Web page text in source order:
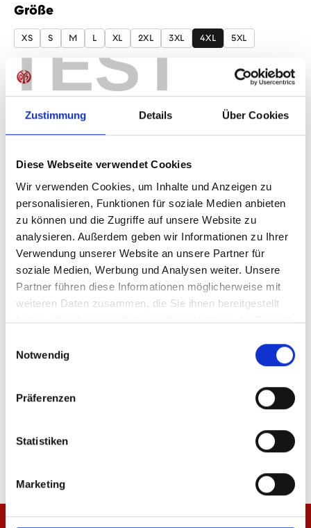
TEST
Zustimmung Details Über Cookies
Diese Webseite verwendet Cookies
Wir verwenden Cookies, um Inhalte und Anzeigen zu
personalisieren, Funktionen für soziale Medien anbieten
zu können und die Zugriffe auf unsere Website zu
analysieren. Außerdem geben wir Informationen zu Ihrer
Verwendung unserer Website an unsere Partner für
soziale Medien, Werbung und Analysen weiter. Unsere
Partner führen diese Informationen möglicherweise mit
weiteren Daten zusammen, die Sie ihnen bereitgestellt
haben oder die sie im Rahmen Ihrer Nutzung der Dienste
Notwendig
Präferenzen
Statistiken
Marketing
Größe
auswählen
XS S M L XL 2XL 3XL 4XL 5XL
Produkt Anzahl: Gib den gewünschten
Anzahl
Produktdetails
ÄHNLICHE PRODUKTE
29,95 €